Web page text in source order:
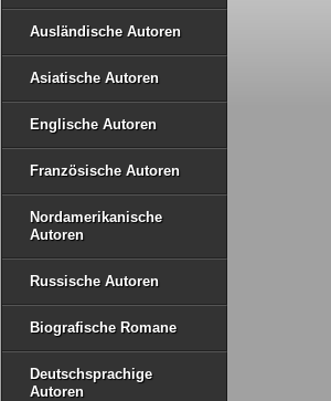
Ausländische Autoren
Asiatische Autoren
Englische Autoren
Französische Autoren
Nordamerikanische
Autoren
Russische Autoren
Biografische Romane
Deutschsprachige
Autoren